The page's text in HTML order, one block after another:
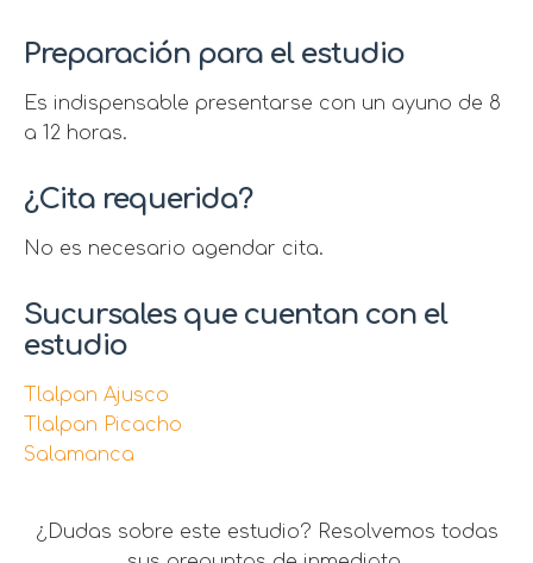
Preparación para el estudio
Es indispensable presentarse con un ayuno de 8
a 12 horas.
¿Cita requerida?
No es necesario agendar cita.
Sucursales que cuentan con el
estudio
Tlalpan Ajusco
Tlalpan Picacho
Salamanca
¿Dudas sobre este estudio? Resolvemos todas